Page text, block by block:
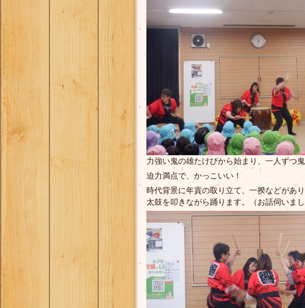
力強い鬼の雄たけびから始まり、一人ずつ
迫力満点で、かっこいい！
時代背景に年貢の取り立て、一揆などがあ
太鼓を叩きながら踊ります。（お話伺いま